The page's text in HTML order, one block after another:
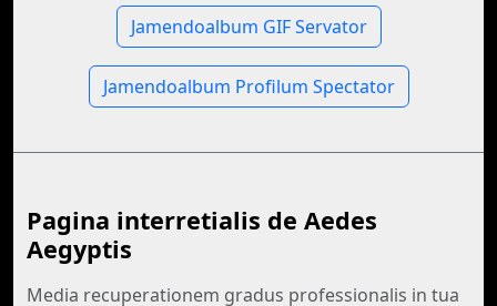
Jamendoalbum GIF Servator
Jamendoalbum Profilum Spectator
Pagina interretialis de Aedes
Aegyptis
Media recuperationem gradus professionalis in tua